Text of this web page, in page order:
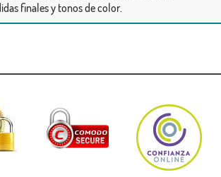
finales y tonos de color.